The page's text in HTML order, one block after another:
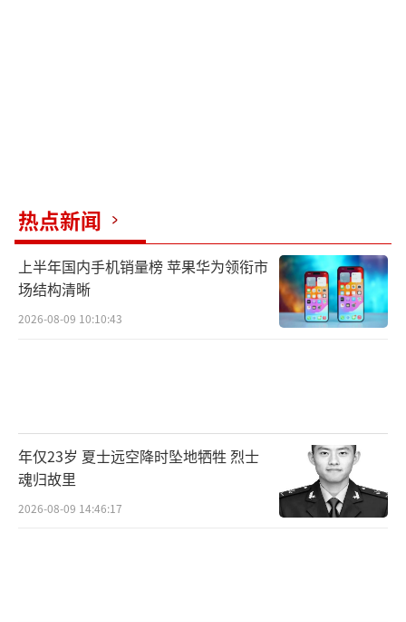
热点新闻
上半年国内手机销量榜 苹果华为领衔市
场结构清晰
2026-08-09 10:10:43
年仅23岁 夏士远空降时坠地牺牲 烈士
魂归故里
2026-08-09 14:46:17